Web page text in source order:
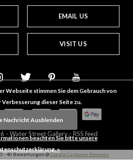
EMAIL US
VISIT US
- Water Street Gallery- RSS feed
5 -40 Bewertungen @Google Customer Reviews
Webseite stimmen Sie dem Gebrauch von
dieser Seite zu.
Nachricht Ausblenden
beachten Sie bitte unsere
»